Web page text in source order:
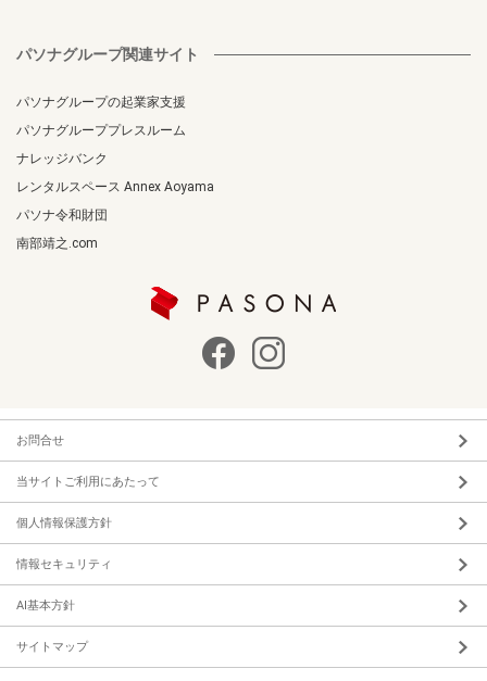
パソナグループ関連サイト
パソナグループの起業家支援
パソナグループプレスルーム
ナレッジバンク
レンタルスペース Annex Aoyama
パソナ令和財団
南部靖之.com
お問合せ
当サイトご利用にあたって
個人情報保護方針
情報セキュリティ
AI基本方針
サイトマップ